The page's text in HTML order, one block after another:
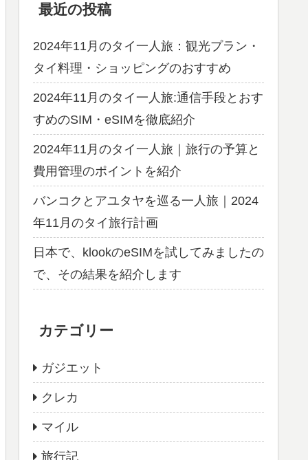
最近の投稿
2024年11月のタイ一人旅：観光プラン・
タイ料理・ショッピングのおすすめ
2024年11月のタイ一人旅:通信手段とおす
すめのSIM・eSIMを徹底紹介
2024年11月のタイ一人旅｜旅行の予算と
費用管理のポイントを紹介
バンコクとアユタヤを巡る一人旅｜2024
年11月のタイ旅行計画
日本で、klookのeSIMを試してみましたの
で、その結果を紹介します
カテゴリー
ガジエット
クレカ
マイル
旅行記